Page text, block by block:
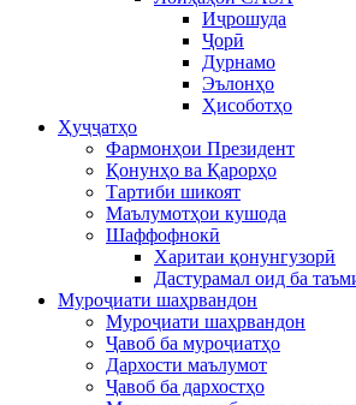
Иҷрошуда
Ҷорӣ
Дурнамо
Эълонҳо
Ҳисоботҳо
Ҳуҷҷатҳо
Фармонҳои Президент
Қонунҳо ва Қарорҳо
Тартиби шикоят
Маълумотҳои кушода
Шаффофнокӣ
Харитаи қонунгузорӣ
Дастурамал оид ба
Муроҷиати шаҳрвандон
Муроҷиати шаҳрвандон
Ҷавоб ба муроҷиатҳо
Дархости маълумот
Ҷавоб ба дархостҳо